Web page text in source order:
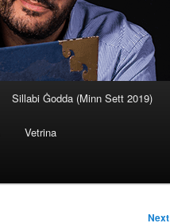
Sillabi Ġodda (Minn Sett 2019)
Vetrina
Next